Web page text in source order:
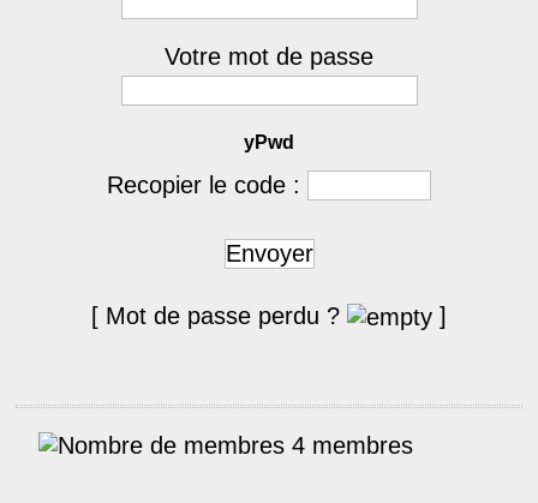
Votre mot de passe
yPwd
Recopier le code :
Envoyer
[ Mot de passe perdu ? ]
4 membres